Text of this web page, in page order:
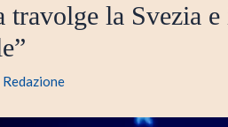
travolge la Svezia
Redazione